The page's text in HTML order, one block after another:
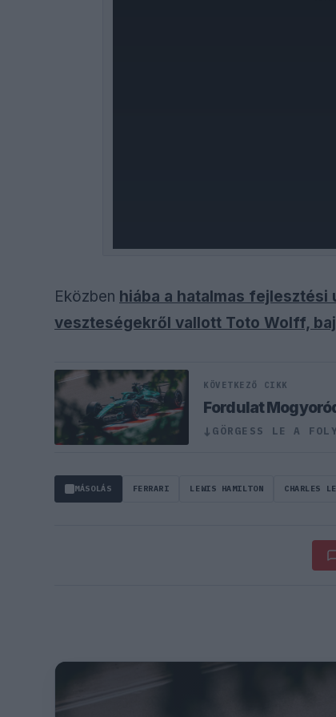
Eközben hiába a hatalmas fejlesztési
veszteségekről vallott Toto Wolff,
KÖVETKEZŐ CIKK
Fordulat
↓ GÖRGESS LE A
MÁSOLÁS FERRARI LEWIS HAMILTON CHARLES